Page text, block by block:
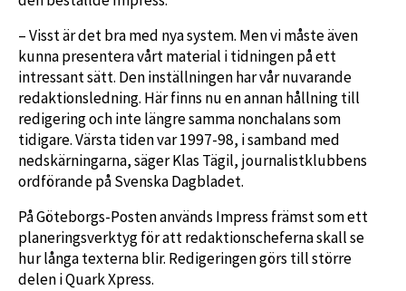
– Visst är det bra med nya system. Men vi måste även
kunna presentera vårt material i tidningen på ett
intressant sätt. Den inställningen har vår nuvarande
redaktionsledning. Här finns nu en annan hållning till
redigering och inte längre samma nonchalans som
tidigare. Värsta tiden var 1997-98, i samband med
nedskärningarna, säger Klas Tägil, journalistklubbens
ordförande på Svenska Dagbladet.
På Göteborgs-Posten används Impress främst som ett
planeringsverktyg för att redaktionscheferna skall se
hur långa texterna blir. Redigeringen görs till större
delen i Quark Xpress.